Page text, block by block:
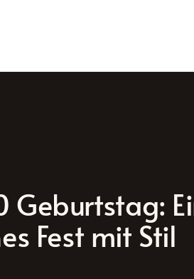
Geburtstag:
Fest mit Stil